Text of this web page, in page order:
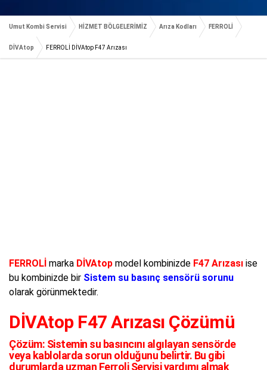
Umut Kombi Servisi HİZMET BÖLGELERİMİZ Arıza Kodları FERROLİ
DİVAtop FERROLİ DİVAtop F47 Arızası
FERROLİ marka DİVAtop model kombinizde F47 Arızası ise
bu kombinizde bir Sistem su basınç sensörü sorunu
olarak görünmektedir.
DİVAtop F47 Arızası Çözümü
Çözüm: Sistemin su basıncını algılayan sensörde
veya kablolarda sorun olduğunu belirtir. Bu gibi
durumlarda uzman Ferroli Servisi yardımı almak